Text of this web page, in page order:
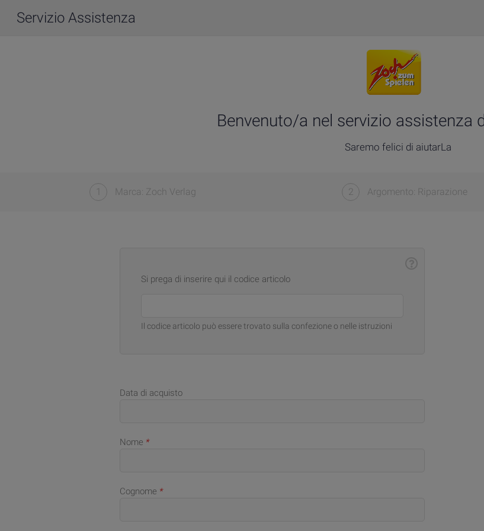
Servizio Assistenza
Benvenuto/a nel servizio assistenza
Saremo felici di aiutarLa
1 Marca: Zoch Verlag 2 Argomento: Riparazione
Si prega di inserire qui il codice articolo
Il codice articolo può essere trovato sulla confezione o nelle istruzioni
Data di acquisto
Nome *
Cognome *